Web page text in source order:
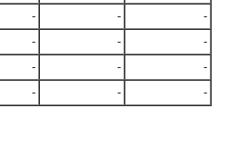
- -
-
- -
-
- -
-
- - -